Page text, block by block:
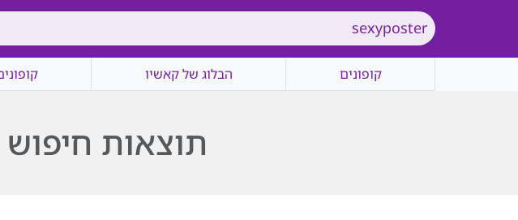
קופונים הבלוג של קאשיו
תוצאות חיפוש